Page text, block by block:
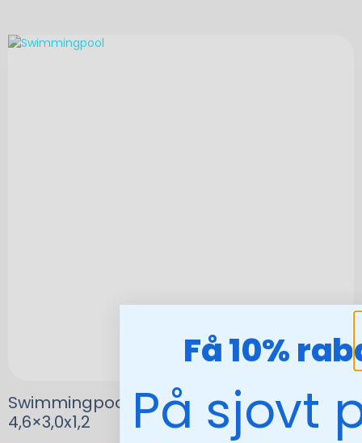
Swimmingpool, kar, glasfiber SMART
4,6×3,0x1,2
Få 10%
På sjovt